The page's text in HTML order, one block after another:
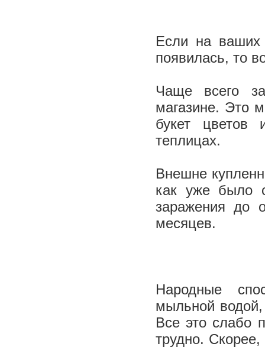
Если на ваших
появилась, то
Чаще всего
магазине. Это
букет
теплицах.
Внешне
как уже было
заражения до
месяцев.
Народные
мыльной
Все это слабо
трудно.